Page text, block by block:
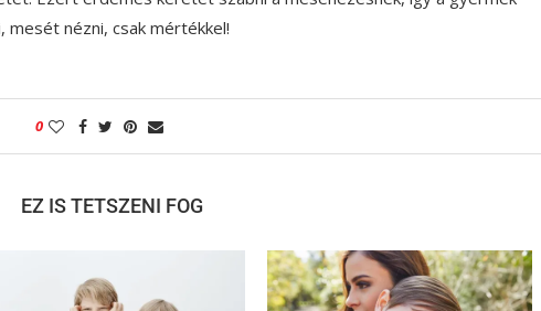
nézni, csak mértékkel!
0
EZ IS TETSZENI FOG